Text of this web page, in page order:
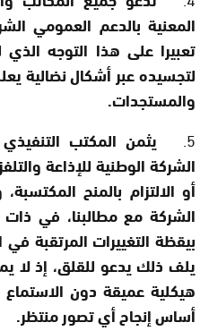
المعنية بالدعم العمومي
تعبيرا على هذا التوجه
لتجسيده عبر أشكال نضالية
والمستجدات.
5.
يثمن المكتب
الشركة الوطنية للإذاعة
أو الالتزام بالمنح
الشركة مع مطالبنا، في ذات
بيقظة التغييرات المرتقبة
يلف ذلك يدعو للقلق، إذ لا
هيكلية عميقة دون
أساس إنجاح أي تصور منتظر.